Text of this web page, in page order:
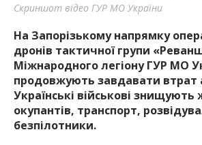
Скриншот відео ГУР МО України
На Запорізькому напрямку
дронів тактичної групи
Міжнародного легіону ГУР МО
продовжують завдавати втрат
Українські військові знищують
окупантів, транспорт,
безпілотники.